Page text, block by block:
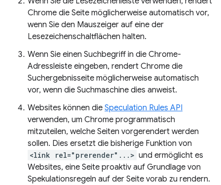
Chrome die Seite möglicherweise automatisch vor,
wenn Sie den Mauszeiger auf eine der
Lesezeichenschaltflächen halten.
Wenn Sie einen Suchbegriff in die Chrome-
Adressleiste eingeben, rendert Chrome die
Suchergebnisseite möglicherweise automatisch
vor, wenn die Suchmaschine dies anweist.
Websites können die Speculation Rules API
verwenden, um Chrome programmatisch
mitzuteilen, welche Seiten vorgerendert werden
sollen. Dies ersetzt die bisherige Funktion von
<link rel="prerender"...> und ermöglicht es
Websites, eine Seite proaktiv auf Grundlage von
Spekulationsregeln auf der Seite vorab zu rendern.